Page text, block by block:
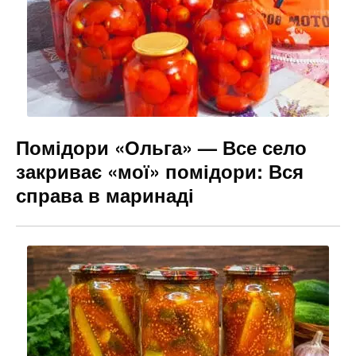
k
er
Помідори «Ольга» — Все село
закриває «мої» помідори: Вся
справа в маринаді